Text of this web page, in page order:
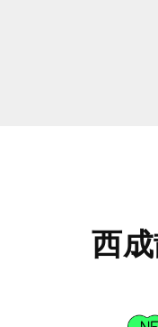
西